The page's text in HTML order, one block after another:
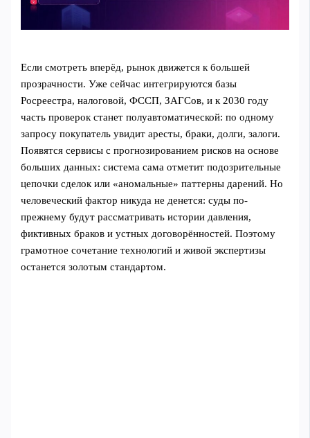
Если смотреть вперёд, рынок движется к большей
прозрачности. Уже сейчас интегрируются базы
Росреестра, налоговой, ФССП, ЗАГСов, и к 2030 году
часть проверок станет полуавтоматической: по одному
запросу покупатель увидит аресты, браки, долги, залоги.
Появятся сервисы с прогнозированием рисков на основе
больших данных: система сама отметит подозрительные
цепочки сделок или «аномальные» паттерны дарений. Но
человеческий фактор никуда не денется: суды по-
прежнему будут рассматривать истории давления,
фиктивных браков и устных договорённостей. Поэтому
грамотное сочетание технологий и живой экспертизы
останется золотым стандартом.